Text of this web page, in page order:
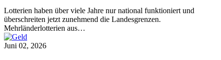
Lotterien haben über viele Jahre nur national funktioniert und
überschreiten jetzt zunehmend die Landesgrenzen.
Mehrländerlotterien aus…
Juni 02, 2026